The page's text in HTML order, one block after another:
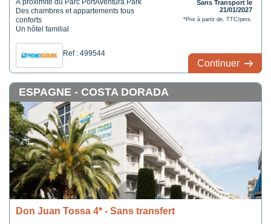
A proximité du Parc PortAventura Park
Des chambres et appartements tous
conforts
Un hôtel familial
Ref : 499544
Sans Transport le
21/01/2027
*Prix à partir de, TTC/pers.
Continuer
ESPAGNE - COSTA DORADA
Don Juan Tossa 4* - Sans transfert